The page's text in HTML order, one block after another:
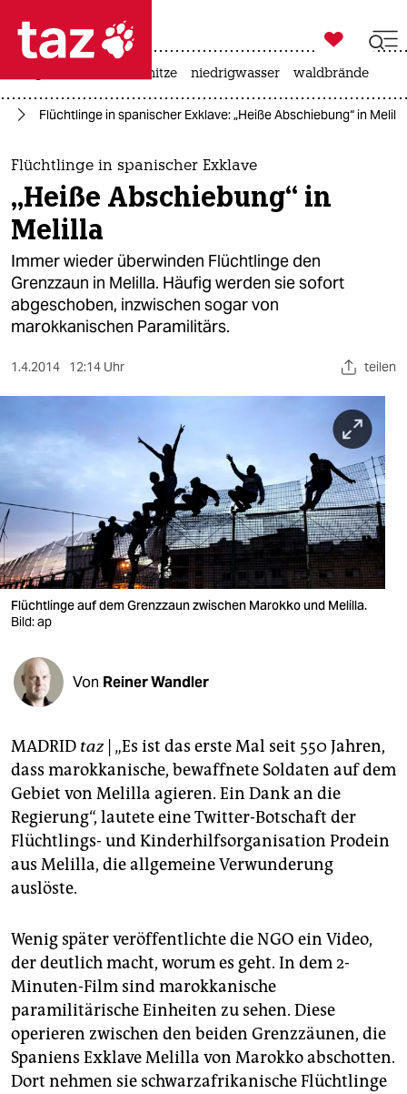
 taz zahl ich
taz zahl ich
themen
politik
öko
gesellschaft
kultur
sport
nord
wahrheit
verlag
verlag
veranstaltungen
fragen & hilfe
unterstützen
abo
genossenschaft
epaper login

taz zahl ich
hitze niedrigwasser waldbrände
Flüchtlinge in spanischer Exklave: „Heiße Abschiebung“ in Melilla
Flüchtlinge in spanischer Exklave
„Heiße Abschiebung“ in
Melilla
Immer wieder überwinden Flüchtlinge den
Grenzzaun in Melilla. Häufig werden sie sofort
abgeschoben, inzwischen sogar von
marokkanischen Paramilitärs.
1.4.2014 12:14 Uhr teilen
Flüchtlinge auf dem Grenzzaun zwischen Marokko und Melilla.
Bild: ap
Von Reiner Wandler
MADRID taz| „Es ist das erste Mal seit 550 Jahren,
dass marokkanische, bewaffnete Soldaten auf dem
Gebiet von Melilla agieren. Ein Dank an die
Regierung“, lautete eine Twitter-Botschaft der
Flüchtlings- und Kinderhilfsorganisation Prodein
aus Melilla, die allgemeine Verwunderung
auslöste.
Wenig später veröffentlichte die NGO ein Video,
der deutlich macht, worum es geht. In dem 2-
Minuten-Film sind marokkanische
paramilitärische Einheiten zu sehen. Diese
operieren zwischen den beiden Grenzzäunen, die
Spaniens Exklave Melilla von Marokko abschotten.
Dort nehmen sie schwarzafrikanische Flüchtlinge